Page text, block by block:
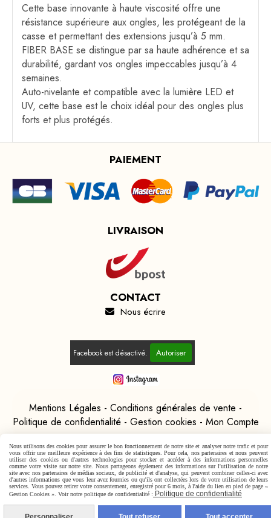
Cette base innovante à haute viscosité offre une
résistance supérieure aux ongles, les protégeant de la
casse et permettant des extensions jusqu’à 5 mm.
FIBER BASE se distingue par sa haute adhérence et sa
durabilité, gardant vos ongles impeccables jusqu’à 4
semaines.
Auto-nivelante et compatible avec la lumière LED et
UV, cette base est le choix idéal pour des ongles plus
forts et plus protégés.
PAIEMENT
LIVRAISON
CONTACT
 Nous écrire
Facebook est désactivé. Autoriser
Mentions Légales
Conditions générales de vente
Politique de confidentialité
Gestion cookies Mon Compte
Nous utilisons des cookies pour assurer le bon fonctionnement de notre site et analyser notre trafic et pour
vous offrir une meilleure expérience à des fins de statistiques. Pour cela, nos partenaires et nous peuvent
utiliser des cookies ou d'autres technologies pour stocker et accéder à des informations personnelles
comme votre visite sur notre site. Nous partageons également des informations sur l'utilisation de notre
site avec nos partenaires de médias sociaux, de publicité et d'analyse, qui peuvent combiner celles-ci avec
d'autres informations que vous leur avez fournies ou qu'ils ont collectées lors de votre utilisation de leurs
services. Vous pouvez retirer votre consentement, enregistré pour 6 mois, à l'aide du lien en pied de page «
Gestion Cookies ». Voir notre politique de confidentialité : Politique de confidentialité